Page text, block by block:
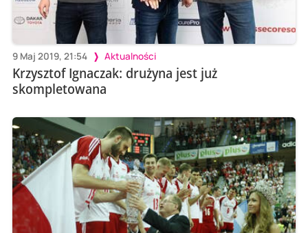
9 Maj 2019, 21:54 Aktualności
Krzysztof Ignaczak: drużyna jest już
skompletowana